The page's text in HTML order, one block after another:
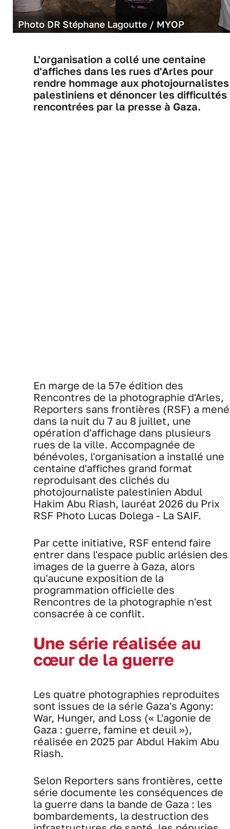
Photo DR Stéphane Lagoutte / MYOP
L'organisation a collé une centaine
d'affiches dans les rues d'Arles pour
rendre hommage aux photojournalistes
palestiniens et dénoncer les difficultés
rencontrées par la presse à Gaza.
En marge de la 57e édition des
Rencontres de la photographie d'Arles,
Reporters sans frontières (RSF) a
dans la nuit du 7 au 8 juillet, une
opération d'affichage dans plusieurs
rues de la ville. Accompagnée de
bénévoles, l'organisation a installé une
centaine d'affiches grand format
reproduisant des clichés du
photojournaliste palestinien Abdul
Hakim Abu Riash, lauréat 2026 du Prix
RSF Photo Lucas Dolega - La SAIF.
Par cette initiative, RSF entend faire
entrer dans l'espace public arlésien des
images de la guerre à Gaza, alors
qu'aucune exposition de la
programmation officielle des
Rencontres de la photographie n'est
consacrée à ce conflit.
Une série réalisée au
cœur de la guerre
Les quatre photographies reproduites
sont issues de la série Gaza's Agony:
War, Hunger, and Loss (« L'agonie de
Gaza : guerre, famine et deuil »),
réalisée en 2025 par Abdul Hakim Abu
Riash.
Selon Reporters sans frontières, cette
série documente les conséquences de
la guerre dans la bande de Gaza : les
bombardements, la destruction des